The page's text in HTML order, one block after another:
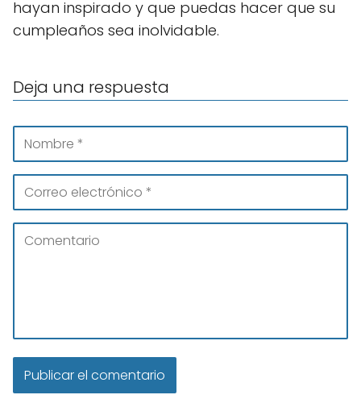
hayan inspirado y que puedas hacer que su
cumpleaños sea inolvidable.
Deja una respuesta